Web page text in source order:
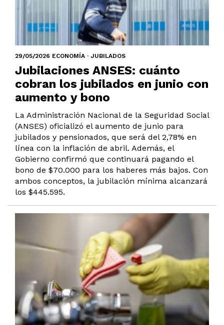
29/05/2026 ECONOMÍA · JUBILADOS
Jubilaciones ANSES: cuánto
cobran los jubilados en junio con
aumento y bono
La Administración Nacional de la Seguridad Social
(ANSES) oficializó el aumento de junio para
jubilados y pensionados, que será del 2,78% en
línea con la inflación de abril. Además, el
Gobierno confirmó que continuará pagando el
bono de $70.000 para los haberes más bajos. Con
ambos conceptos, la jubilación mínima alcanzará
los $445.595.